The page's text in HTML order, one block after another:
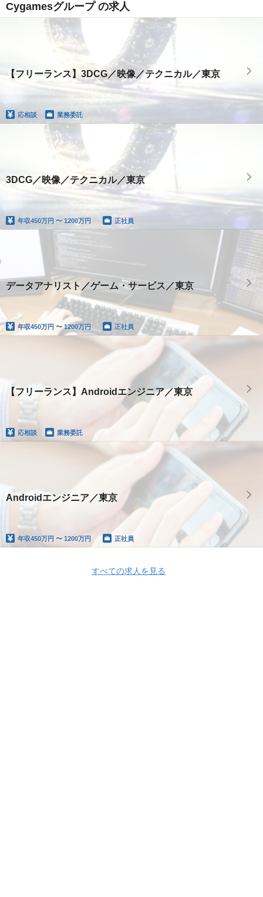
Cygamesグループ の求人
【フリーランス】3DCG／映像／テクニカル／東京
応相談 業務委託
3DCG／映像／テクニカル／東京
年収450万円 〜 1200万円 正社員
データアナリスト／ゲーム・サービス／東京
年収450万円 〜 1200万円 正社員
【フリーランス】Androidエンジニア／東京
応相談 業務委託
Androidエンジニア／東京
年収450万円 〜 1200万円 正社員
すべての求人を見る